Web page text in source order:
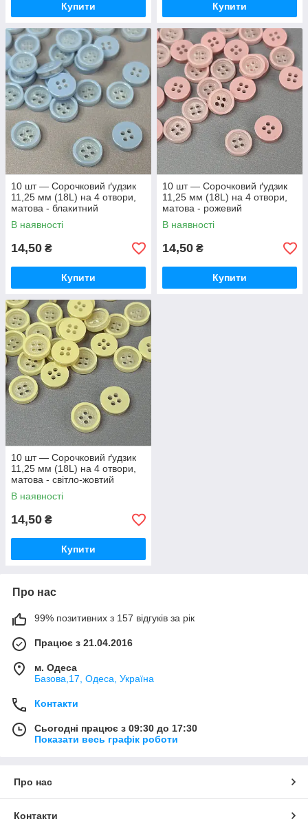
Купити Купити
10 шт — Сорочковий ґудзик
11,25 мм (18L) на 4 отвори,
матова - блакитний
В наявності
14,50 ₴
Купити
10 шт — Сорочковий ґудзик
11,25 мм (18L) на 4 отвори,
матова - рожевий
В наявності
14,50 ₴
Купити
10 шт — Сорочковий ґудзик
11,25 мм (18L) на 4 отвори,
матова - світло-жовтий
В наявності
14,50 ₴
Купити
Про нас
99% позитивних з 157 відгуків за рік
Працює з 21.04.2016
м. Одеса
Базова,17, Одеса, Україна
Контакти
Сьогодні працює з 09:30 до 17:30
Показати весь графік роботи
Про нас
Контакти